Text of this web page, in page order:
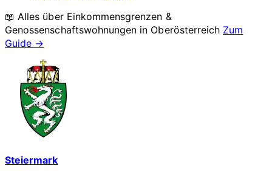
📖 Alles über Einkommensgrenzen &
Genossenschaftswohnungen in Oberösterreich Zum
Guide →
Steiermark